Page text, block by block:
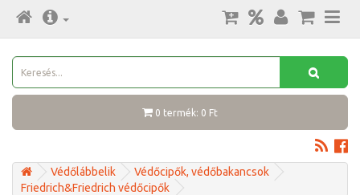
0 termék: 0 Ft
Védőlábbelik
Védőcipők, védőbakancsok
Friedrich&Friedrich védőcipők